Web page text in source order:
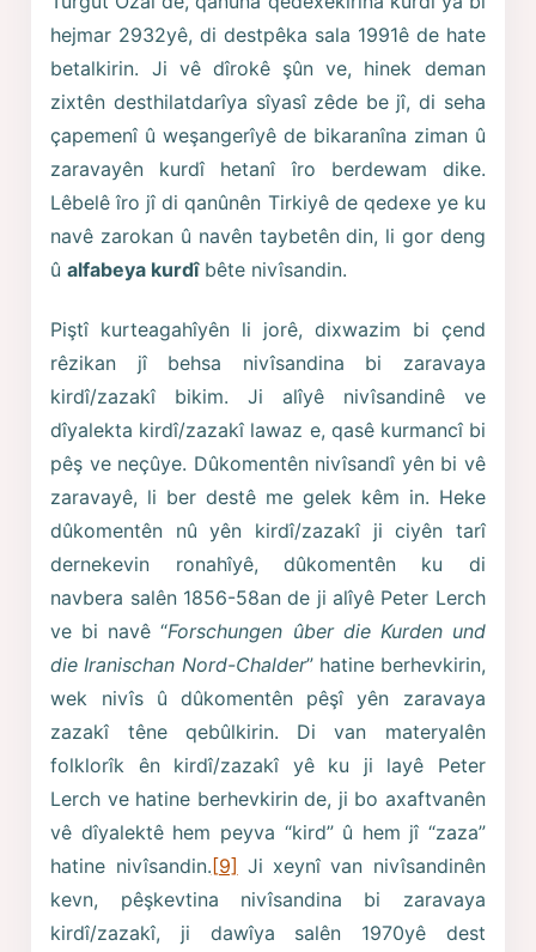
hejmar 2932yê, di destpêka sala 1991ê de hate
betalkirin. Ji vê dîrokê şûn ve, hinek deman
zixtên desthilatdarîya sîyasî zêde be jî, di seha
çapemenî û weşangerîyê de bikaranîna ziman û
zaravayên kurdî hetanî îro berdewam dike.
Lêbelê îro jî di qanûnên Tirkiyê de qedexe ye ku
navê zarokan û navên taybetên din, li gor deng
ûalfabeya kurdîbête nivîsandin.
Piştî kurteagahîyên li jorê, dixwazim bi çend
rêzikan jî behsa nivîsandina bi zaravaya
kirdî/zazakî bikim. Ji alîyê nivîsandinê ve
dîyalekta kirdî/zazakî lawaz e, qasê kurmancî bi
pêş ve neçûye. Dûkomentên nivîsandî yên bi vê
zaravayê, li ber destê me gelek kêm in. Heke
dûkomentên nû yên kirdî/zazakî ji ciyên tarî
dernekevin ronahîyê, dûkomentên ku di
navbera salên 1856-58an de ji alîyê Peter Lerch
ve bi navê “Forschungen ûber die Kurden und
die Iranischan Nord-Chalder” hatine berhevkirin,
wek nivîs û dûkomentên pêşî yên zaravaya
zazakî têne qebûlkirin. Di van materyalên
folklorîk ên kirdî/zazakî yê ku ji layê Peter
Lerch ve hatine berhevkirin de, ji bo axaftvanên
vê dîyalektê hem peyva “kird” û hem jî “zaza”
hatine nivîsandin.[9] Ji xeynî van nivîsandinên
kevn, pêşkevtina nivîsandina bi zaravaya
kirdî/zazakî, ji dawîya salên 1970yê dest